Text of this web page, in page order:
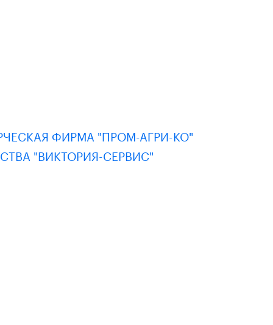
ФИРМА "ПРОМ-АГРИ-КО"
"ВИКТОРИЯ-СЕРВИС"